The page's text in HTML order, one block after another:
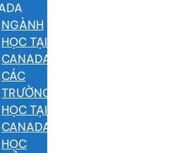
NGÀNH
HỌC TẠI
CANADA
CÁC
TRƯỜNG
HỌC TẠI
CANADA
HỌC